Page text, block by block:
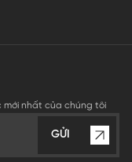
mới nhất của chúng tôi
GỬI